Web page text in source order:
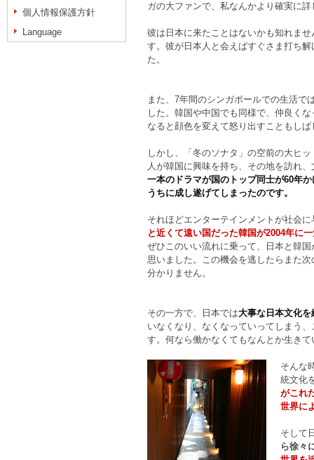
個人情報保護方針
Language
ガの大ファンで、私なんかより確実に
彼は日本に来たことはないかも知れま
す。彼が日本人と会えばすぐさま打ち
た。
また、7年間のシンガポールでの生活で
した。韓国や中国でも同様で、仲良く
なると顔色を変えて怒り出すこともし
しかし、「冬のソナタ」の空前の大ヒ
人が韓国に興味を持ち、その地を訪れ
一本のドラマが国のトップ同士が60年
うちに成し遂げてしまったのです。
それほどエンターテインメントが社会
と近くて遠い国だった韓国が2004年に
ぜひこのいい流れに乗って、日本と韓
思いました。この機会を逃したらまた
分かりません。
その一方で、日本では大事な日本文化
いなくなり、なくなっていってしまう
す。何なら働かなくてもなんとか生きて
そんな
統文化
がこれ
世界に
そして
ら徐々